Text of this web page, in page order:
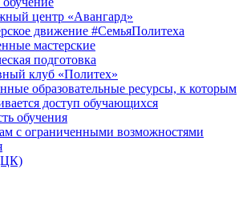
центр «Авангард»
движение #СемьяПолитеха
мастерские
подготовка
клуб «Политех»
образовательные ресурсы, к которым
доступ обучающихся
обучения
с ограниченными возможностями